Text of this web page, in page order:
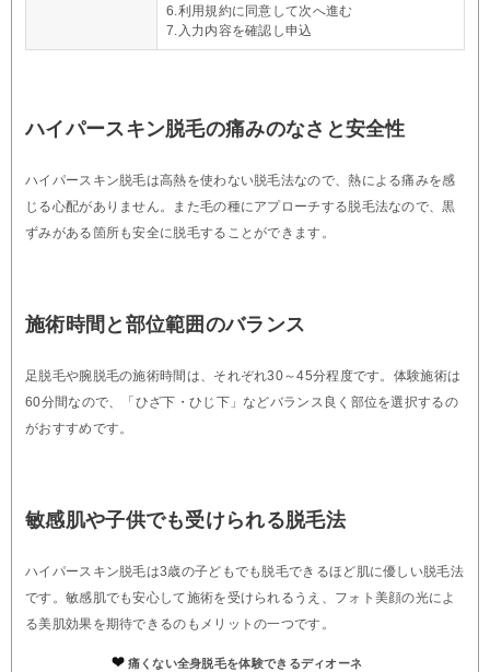
6.利用規約に同意して次へ進む
7.入力内容を確認し申込
ハイパースキン脱毛の痛みのなさと安全性
ハイパースキン脱毛は高熱を使わない脱毛法なので、熱による痛みを感
じる心配がありません。また毛の種にアプローチする脱毛法なので、黒
ずみがある箇所も安全に脱毛することができます。
施術時間と部位範囲のバランス
足脱毛や腕脱毛の施術時間は、それぞれ30～45分程度です。体験施術は
60分間なので、「ひざ下・ひじ下」などバランス良く部位を選択するの
がおすすめです。
敏感肌や子供でも受けられる脱毛法
ハイパースキン脱毛は3歳の子どもでも脱毛できるほど肌に優しい脱毛法
です。敏感肌でも安心して施術を受けられるうえ、フォト美顔の光によ
る美肌効果を期待できるのもメリットの一つです。
痛くない全身脱毛を体験できるディオーネ